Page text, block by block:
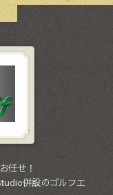
任せ！
併設のゴルフ工